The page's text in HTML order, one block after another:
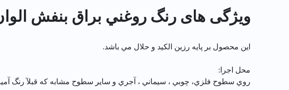
ویژگی های رنگ روغني براق بنفش الوان کد
اين محصول بر پايه رزين الكيد و حلال مي باشد.
محل اجرا:
روي سطوح فلزي، چوبي ، سيماني ، آجري و ساير سطوح مشابه كه قبلآ رنگ